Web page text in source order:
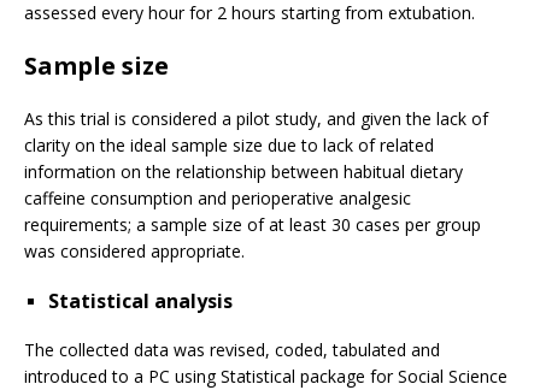
assessed every hour for 2 hours starting from extubation.
Sample size
As this trial is considered a pilot study, and given the lack of
clarity on the ideal sample size due to lack of related
information on the relationship between habitual dietary
caffeine consumption and perioperative analgesic
requirements; a sample size of at least 30 cases per group
was considered appropriate.
Statistical analysis
The collected data was revised, coded, tabulated and
introduced to a PC using Statistical package for Social Science